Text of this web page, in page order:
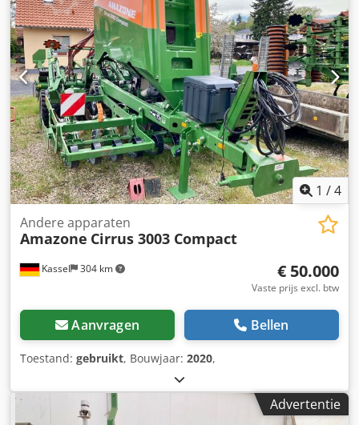
1 /4
Kassel 304 km
Andere apparaten
Amazone Cirrus 3003 Compact
€ 50.000
Vaste prijs excl. btw
Aanvragen Bellen
Toestand: gebruikt, Bouwjaar: 2020,
Advertentie